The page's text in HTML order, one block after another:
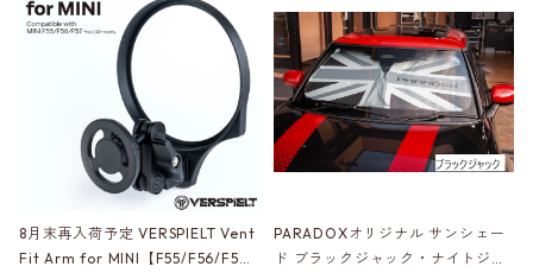
8月末再入荷予定 VERSPIELT Vent
Fit Arm for MINI【F55/F56/F5
PARADOXオリジナル サンシェー
ド ブラックジャック・ナイトジャ